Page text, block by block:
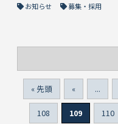
お知らせ
募集・採用
« 先頭 « ...
108 109 110